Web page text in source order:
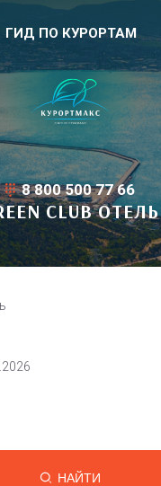
ГИД ПО КУРОРТАМ
8 800 500 77 66
CLUB ОТЕЛЬ
НАЙТИ